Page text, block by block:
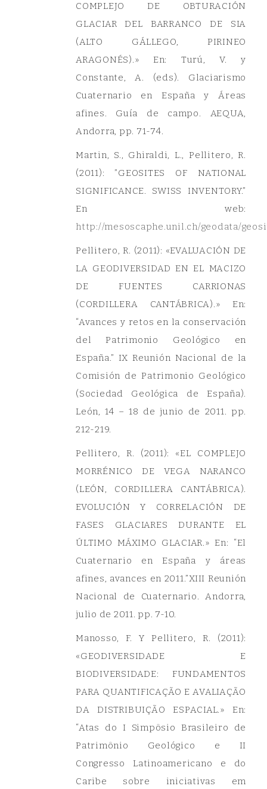
COMPLEJO DE OBTURACIÓN
GLACIAR DEL BARRANCO DE SIA
(ALTO GÁLLEGO, PIRINEO
ARAGONÉS).» En: Turú, V. y
Constante, A. (eds). Glaciarismo
Cuaternario en España y Áreas
afines. Guía de campo. AEQUA,
Andorra, pp. 71-74.
Martin, S., Ghiraldi, L., Pellitero, R.
(2011): ”GEOSITES OF NATIONAL
SIGNIFICANCE. SWISS INVENTORY.”
En web:
http://mesoscaphe.unil.ch/geodata/
Pellitero, R. (2011): «EVALUACIÓN DE
LA GEODIVERSIDAD EN EL MACIZO
DE FUENTES CARRIONAS
(CORDILLERA CANTÁBRICA).» En:
“Avances y retos en la conservación
del Patrimonio Geológico en
España.” IX Reunión Nacional de la
Comisión de Patrimonio Geológico
(Sociedad Geológica de España).
León, 14 – 18 de junio de 2011. pp.
212-219.
Pellitero, R. (2011): «EL COMPLEJO
MORRÉNICO DE VEGA NARANCO
(LEÓN, CORDILLERA CANTÁBRICA).
EVOLUCIÓN Y CORRELACIÓN DE
FASES GLACIARES DURANTE EL
ÚLTIMO MÁXIMO GLACIAR.» En: “El
Cuaternario en España y áreas
afines, avances en 2011.”XIII Reunión
Nacional de Cuaternario. Andorra,
julio de 2011. pp. 7-10.
Manosso, F. Y Pellitero, R. (2011):
«GEODIVERSIDADE E
BIODIVERSIDADE: FUNDAMENTOS
PARA QUANTIFICAÇÃO E AVALIAÇÃO
DA DISTRIBUIÇÃO ESPACIAL.» En:
“Atas do I Simpôsio Brasileiro de
Patrimônio Geológico e II
Congresso Latinoamericano e do
Caribe sobre iniciativas em